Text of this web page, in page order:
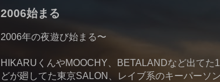
2006始まる
2006年の夜遊び始まる〜
HIKARUくんやMOOCHY、BETALANDなど出てた
どが廻してた東京SALON、レイブ系のキーパーソ